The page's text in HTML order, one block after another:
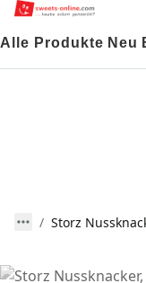
Alle Produkte Neu
Storz